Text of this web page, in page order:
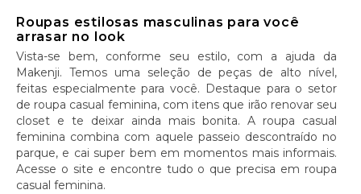
Roupas estilosas masculinas para você
arrasar no look
Vista-se bem, conforme seu estilo, com a ajuda da
Makenji. Temos uma seleção de peças de alto nível,
feitas especialmente para você. Destaque para o setor
de roupa casual feminina, com itens que irão renovar seu
closet e te deixar ainda mais bonita. A roupa casual
feminina combina com aquele passeio descontraído no
parque, e cai super bem em momentos mais informais.
Acesse o site e encontre tudo o que precisa em roupa
casual feminina.